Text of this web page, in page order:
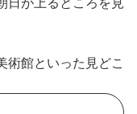
術館といった見どこ